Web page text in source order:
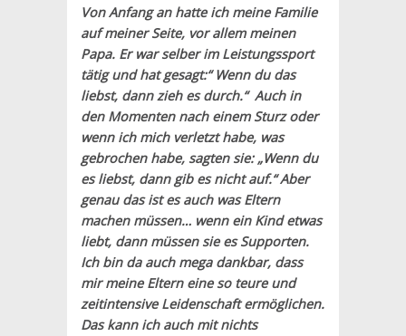
Von Anfang an hatte ich meine Familie
auf meiner Seite, vor allem meinen
Papa. Er war selber im Leistungssport
tätig und hat gesagt:“ Wenn du das
liebst, dann zieh es durch.“ Auch in
den Momenten nach einem Sturz oder
wenn ich mich verletzt habe, was
gebrochen habe, sagten sie: „Wenn du
es liebst, dann gib es nicht auf.“ Aber
genau das ist es auch was Eltern
machen müssen… wenn ein Kind etwas
liebt, dann müssen sie es Supporten.
Ich bin da auch mega dankbar, dass
mir meine Eltern eine so teure und
zeitintensive Leidenschaft ermöglichen.
Das kann ich auch mit nichts